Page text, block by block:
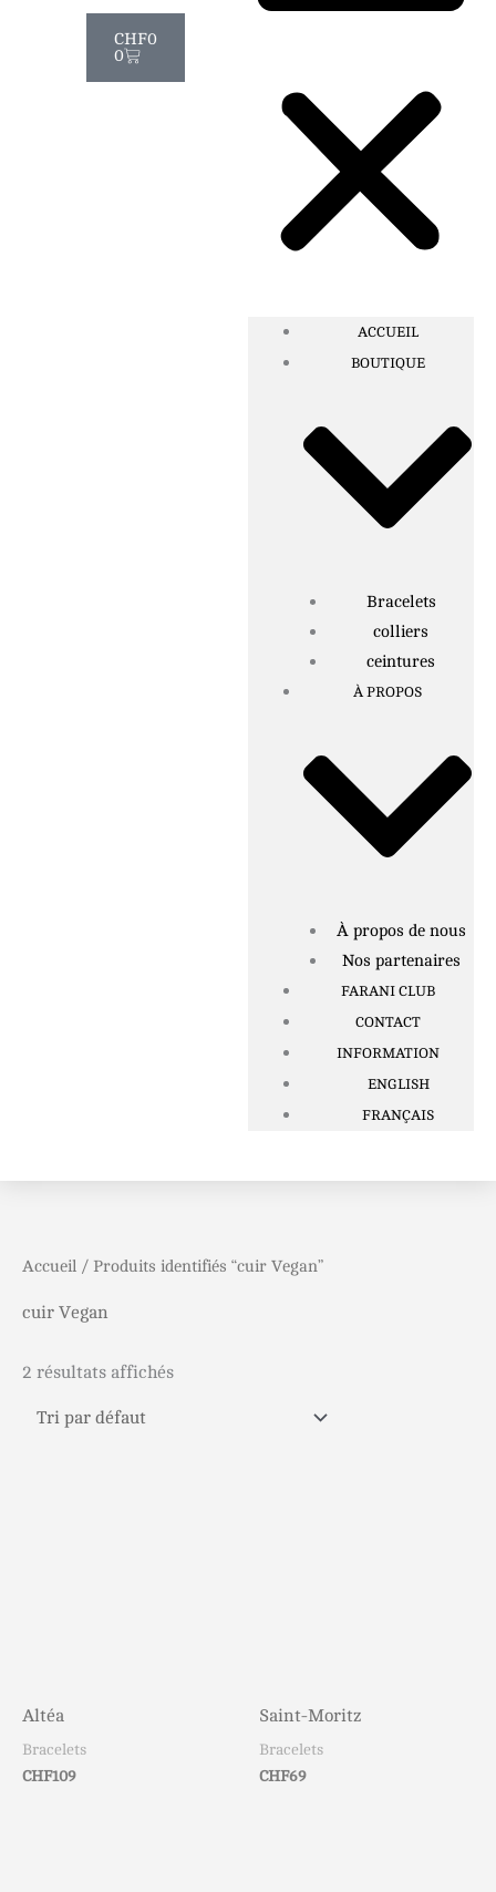
ACCUEIL
BOUTIQUE
Bracelets
colliers
ceintures
À PROPOS
À propos de nous
Nos partenaires
FARANI CLUB
CONTACT
INFORMATION
ENGLISH
FRANÇAIS
CHF0
0
Accueil / Produits identifiés “cuir Vegan”
cuir Vegan
2 résultats affichés
Altéa
Bracelets
CHF109
Saint-Moritz
Bracelets
CHF69